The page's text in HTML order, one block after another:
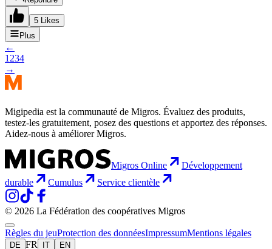
5 Likes
Plus
←
1 234
→
Migipedia est la communauté de Migros. Évaluez des produits,
testez-les gratuitement, posez des questions et apportez des réponses.
Aidez-nous à améliorer Migros.
Migros Online
Développement
durable
Cumulus Service clientèle
© 2026 La Fédération des coopératives Migros
Règles du jeuProtection des donnéesImpressumMentions légales
DE FR IT EN